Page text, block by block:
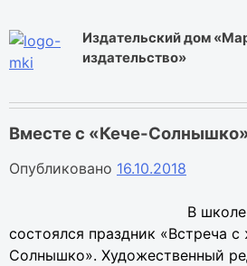
to
content
Издательский дом
издательство»
Вместе с «Кече-
Опубликовано 16.10.2018
В
состоялся праздник «Встреча
Солнышко». Художественный